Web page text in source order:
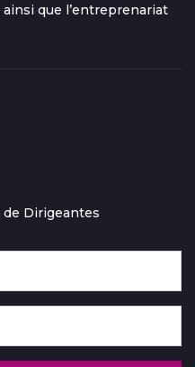
que l’entreprenariat
Dirigeantes